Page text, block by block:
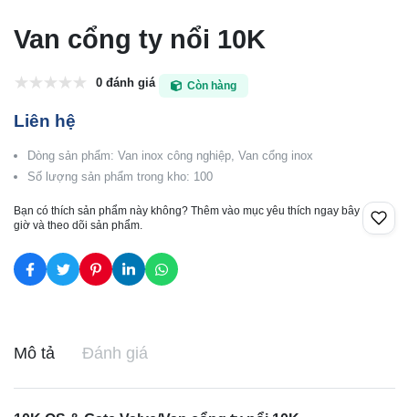
Van cổng ty nổi 10K
0 đánh giá Còn hàng
Liên hệ
Dòng sản phẩm: Van inox công nghiệp, Van cổng inox
Số lượng sản phẩm trong kho: 100
Bạn có thích sản phẩm này không? Thêm vào mục yêu thích ngay bây
giờ và theo dõi sản phẩm.
Mô tả Đánh giá